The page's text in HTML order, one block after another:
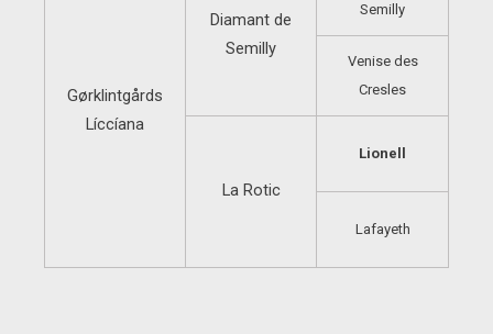
Gørklintgårds
Líccíana
Diamant de
Semilly
Semilly
Venise des
Cresles
La Rotic
Lionell
Lafayeth